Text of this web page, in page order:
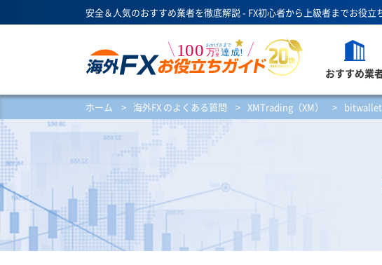
安全＆人気のおすすめ業者を徹底解説 - FX初心者から上級者までお役立
おすすめ業
ホーム > 海外FX のよくある質問 > XMTrading（XM） > bitwallet